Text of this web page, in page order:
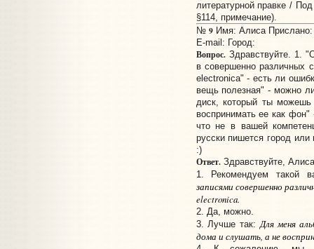
литературной правке /
§114, примечание).
№ 9Имя: Алиса Прислано:
E-mail: Город:
Вопрос.Здравствуйте. 1.
в совершенно различных
electronica" - есть ли
вещь полезная" - можно
диск, который ты
воспринимать ее как
что не в вашей
русски пишется город
:)
Ответ.Здравствуйте,
1. Рекомендуем такой
записями совершенно
electronica.
2. Да, можно.
3. Лучше так:Для меня
дома и слушать, а не